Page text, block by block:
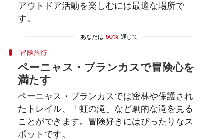
アウトドア活動を楽しむには最適な場所で
す。
あなたは 50% 通じて
冒険旅行
ペーニャス・ブランカスで冒険心を
満たす
ペーニャス・ブランカスでは密林や保護され
たトレイル、「虹の滝」など劇的な滝を見る
ことができます。冒険好きにはぴったりなス
ポットです。